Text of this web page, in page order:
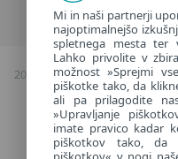
2026 Avtorske pravice &
Mi in naši partnerji
najoptimalnejšo
spletnega mesta ter
Lahko privolite v
možnost »Sprejmi
piškotke tako, da
ali pa prilagodite
»Upravljanje
imate pravico kadar
piškotkov tako, da